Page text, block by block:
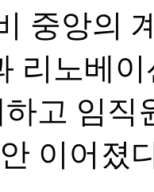
중앙의
리노베
고 임직
이어졌